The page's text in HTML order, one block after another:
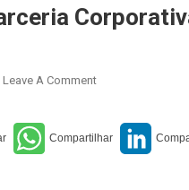
Leave A CommentOn
Anuncia
Parceria